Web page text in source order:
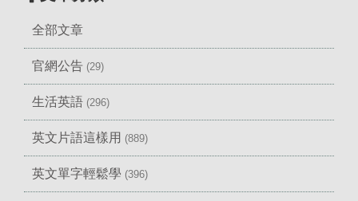
全部文章
官網公告 (29)
生活英語 (296)
英文片語這樣用 (889)
英文單字輕鬆學 (396)